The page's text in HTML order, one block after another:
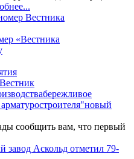
«Вестника
Вестник
бережливое
новый
сообщить вам, что первый